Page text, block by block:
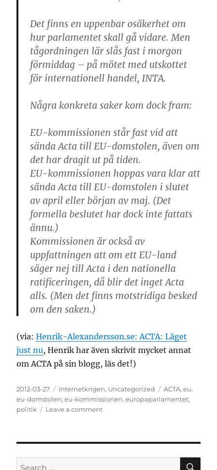
Det finns en uppenbar osäkerhet om
hur parlamentet skall gå vidare. Men
tågordningen lär slås fast i morgon
förmiddag – på mötet med utskottet
för internationell handel, INTA.
Några konkreta saker kom dock fram:
EU-kommissionen står fast vid att
sända Acta till EU-domstolen, även om
det har dragit ut på tiden.
EU-kommissionen hoppas vara klar att
sända Acta till EU-domstolen i slutet
av april eller början av maj. (Det
formella beslutet har dock inte fattats
ännu.)
Kommissionen är också av
uppfattningen att om ett EU-land
säger nej till Acta i den nationella
ratificeringen, då blir det inget Acta
alls. (Men det finns motstridiga besked
om den saken.)
(via:Henrik-Alexandersson.se: ACTA: Läget
just nu, Henrik har även skrivit mycket annat
om ACTA på sin blogg, läs det!)
Posted
on
2012-03-27 Categories
Internetkrigen, Uncategorized Tags
ACTA,eu,
eu-domstolen,eu-kommissionen,europaparlamentet,
politik
Leave a commenton
Search